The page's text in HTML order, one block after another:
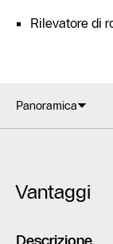
Rilevatore di
Panoramica
Vantaggi